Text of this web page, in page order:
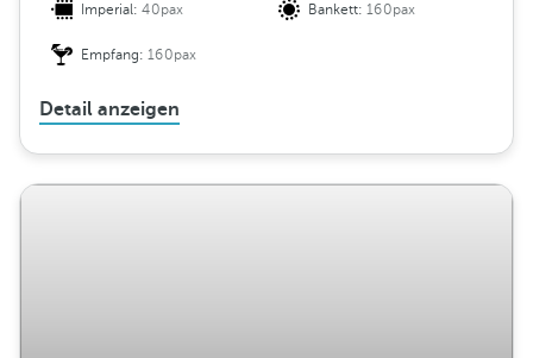
Imperial:40pax Bankett:160pax
Empfang:160pax
Detail anzeigen